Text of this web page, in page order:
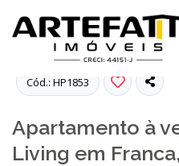
Cód.: HP1853
Apartamento à
Living em